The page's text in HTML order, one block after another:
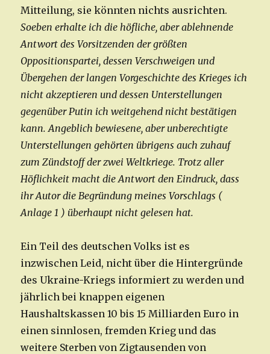
Mitteilung, sie könnten nichts ausrichten.
Soeben erhalte ich die höfliche, aber ablehnende
Antwort des Vorsitzenden der größten
Oppositionspartei, dessen Verschweigen und
Übergehen der langen Vorgeschichte des Krieges ich
nicht akzeptieren und dessen Unterstellungen
gegenüber Putin ich weitgehend nicht bestätigen
kann. Angeblich bewiesene, aber unberechtigte
Unterstellungen gehörten übrigens auch zuhauf
zum Zündstoff der zwei Weltkriege. Trotz aller
Höflichkeit macht die Antwort den Eindruck, dass
ihr Autor die Begründung meines Vorschlags (
Anlage 1 ) überhaupt nicht gelesen hat.
Ein Teil des deutschen Volks ist es
inzwischen Leid, nicht über die Hintergründe
des Ukraine-Kriegs informiert zu werden und
jährlich bei knappen eigenen
Haushaltskassen 10 bis 15 Milliarden Euro in
einen sinnlosen, fremden Krieg und das
weitere Sterben von Zigtausenden von